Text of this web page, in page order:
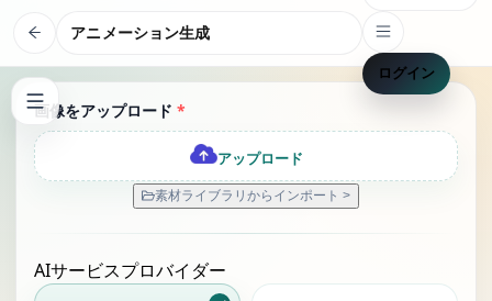
アニメーション生成
ログイン
画像をアップロード *
アップロード
素材ライブラリからインポート >
AIサービスプロバイダー